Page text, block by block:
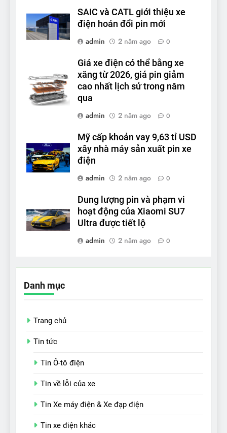
SAIC và CATL giới thiệu xe
điện hoán đổi pin mới
admin
2 năm ago 0
Giá xe điện có thể bằng xe
xăng từ 2026, giá pin giảm
cao nhất lịch sử trong năm
qua
admin
2 năm ago 0
Mỹ cấp khoản vay 9,63 tỉ USD
xây nhà máy sản xuất pin xe
điện
admin
2 năm ago 0
Dung lượng pin và phạm vi
hoạt động của Xiaomi SU7
Ultra được tiết lộ
admin
2 năm ago 0
Danh mục
Trang chủ
Tin tức
Tin Ô-tô điện
Tin về lỗi của xe
Tin Xe máy điện & Xe đạp điện
Tin xe điện khác